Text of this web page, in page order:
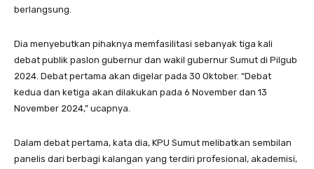
berlangsung.
Dia menyebutkan pihaknya memfasilitasi sebanyak tiga kali
debat publik paslon gubernur dan wakil gubernur Sumut di Pilgub
2024. Debat pertama akan digelar pada 30 Oktober. “Debat
kedua dan ketiga akan dilakukan pada 6 November dan 13
November 2024,” ucapnya.
Dalam debat pertama, kata dia, KPU Sumut melibatkan sembilan
panelis dari berbagi kalangan yang terdiri profesional, akademisi,